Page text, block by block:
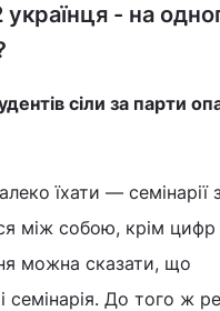
- на
сіли за парти
їхати — семінарії
між собою, крім цифр
можна сказати, що
семінарія. До того ж